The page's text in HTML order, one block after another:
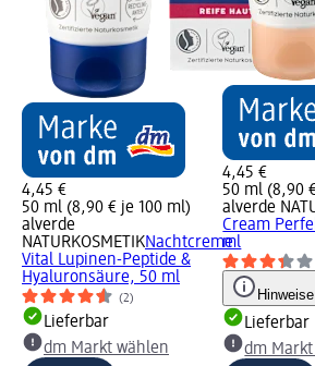
4,45 €
50 ml (8,90 € je 100 ml)
alverde
NATURKOSMETIKNachtcreme
Vital Lupinen-Peptide &
Hyaluronsäure, 50 ml
(2)
Lieferbar
dm Markt wählen
4,45 €
50 ml (8,90
alverde
Cream
ml
Hinweise
Lieferbar
dm